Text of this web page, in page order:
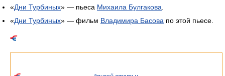
«Дни Турбиных» — пьеса Михаила Булгакова
«Дни Турбиных» — фильм Владимира Басова по этой пьесе.